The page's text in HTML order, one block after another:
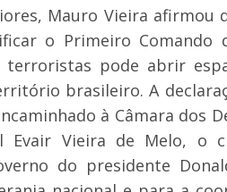
Mauro Vieira afirmou
o Primeiro Comando
terroristas pode abrir
brasileiro. A
à Câmara dos
Evair Vieira de Melo, o
do presidente